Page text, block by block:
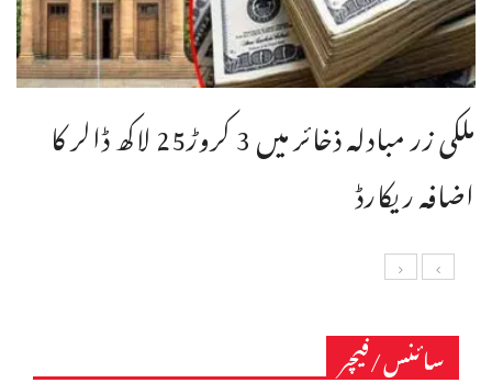
ملکی زر مبادلہ ذخائر میں 3 کروڑ25 لاکھ ڈالر کا
اضافہ ریکارڈ
سائنس/فیچر